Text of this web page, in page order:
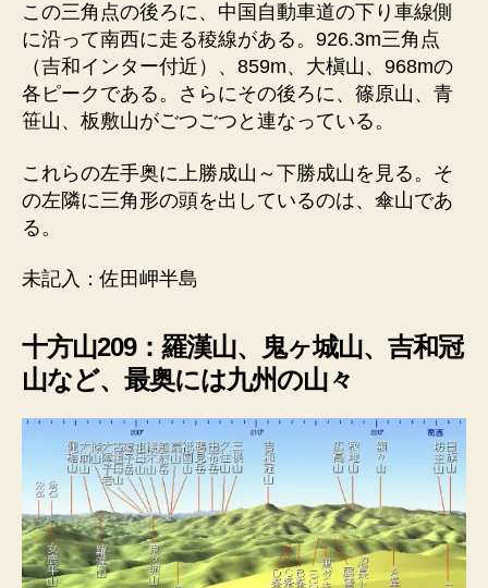
この三角点の後ろに、中国自動車道の下り車線側
に沿って南西に走る稜線がある。926.3m三角点
（吉和インター付近）、859m、大槇山、968mの
各ピークである。さらにその後ろに、篠原山、青
笹山、板敷山がごつごつと連なっている。
これらの左手奥に上勝成山～下勝成山を見る。そ
の左隣に三角形の頭を出しているのは、傘山であ
る。
未記入：佐田岬半島
十方山209：羅漢山、鬼ヶ城山、吉和冠
山など、最奥には九州の山々